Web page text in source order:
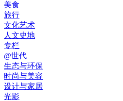
美食
旅行
文化艺术
人文史地
专栏
@世代
生态与环保
时尚与美容
设计与家居
光影